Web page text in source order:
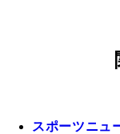
スポーツニュ